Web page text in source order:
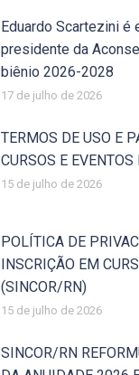
Eduardo Scartezini é
presidente da
biênio 2026-2028
17 de julho de 2026
TERMOS DE USO E
CURSOS E
15 de julho de 2026
POLÍTICA DE
INSCRIÇÃO EM
(SINCOR/RN)
15 de julho de 2026
SINCOR/RN